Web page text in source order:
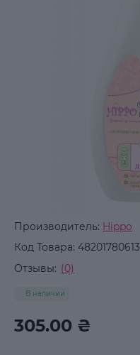
Производитель: Hippo
Код Товара:
Отзывы: (0)
В наличии
305.00 ₴